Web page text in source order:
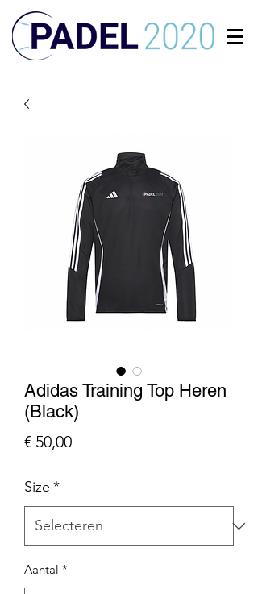
Adidas Training Top Heren
(Black)
€ 50,00Prijs
Size *
Aantal *